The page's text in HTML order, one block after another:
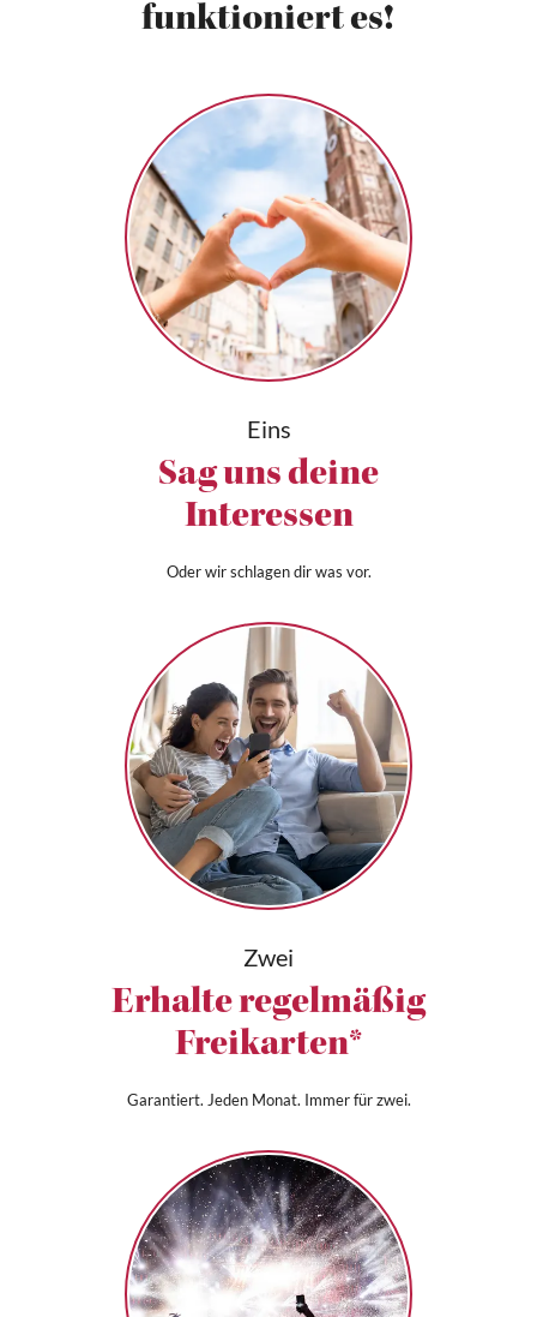
funktioniert es!
Eins
Sag uns deine
Interessen
Oder wir schlagen dir was vor.
Zwei
Erhalte regelmäßig
Freikarten*
Garantiert. Jeden Monat. Immer für zwei.